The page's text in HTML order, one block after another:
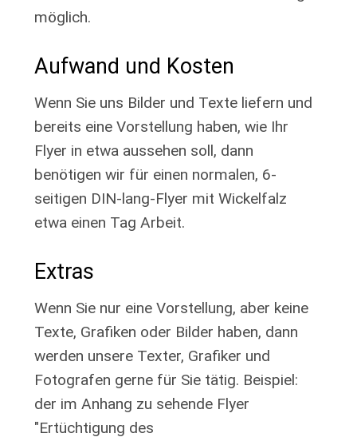
möglich.
Aufwand und Kosten
Wenn Sie uns Bilder und Texte liefern und
bereits eine Vorstellung haben, wie Ihr
Flyer in etwa aussehen soll, dann
benötigen wir für einen normalen, 6-
seitigen DIN-lang-Flyer mit Wickelfalz
etwa einen Tag Arbeit.
Extras
Wenn Sie nur eine Vorstellung, aber keine
Texte, Grafiken oder Bilder haben, dann
werden unsere Texter, Grafiker und
Fotografen gerne für Sie tätig. Beispiel:
der im Anhang zu sehende Flyer
"Ertüchtigung des